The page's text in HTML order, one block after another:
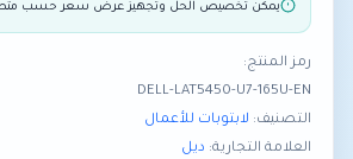
يمكن تخصيص الحل وتجهيز عرض سعر حسب
رمز المنتج:
DELL-LAT5450-U7-165U-EN
التصنيف: لابتوبات للأعمال
العلامة التجارية: ديل